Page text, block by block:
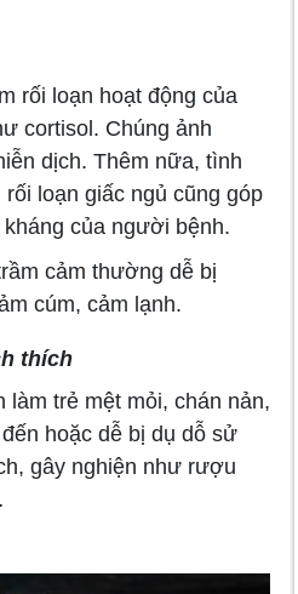
rối loạn hoạt động của
cortisol. Chúng ảnh
dịch. Thêm nữa, tình
loạn giấc ngủ cũng góp
của người bệnh.
cảm thường dễ bị
cúm, cảm lạnh.
thích
trẻ mệt mỏi, chán nản,
hoặc dễ bị dụ dỗ sử
gây nghiện như rượu